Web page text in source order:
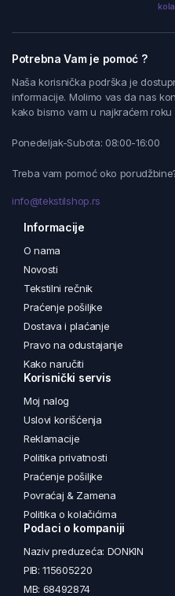
Potrebna Vam je pomoć ?
Naša korisnička podrška je
informacije. Molimo vas da nas
kako bismo vam u najkraćem
Ponedeljak-Subota: 08:00-16:00
Treba vam pomoć oko
info@tekstilshop.rs
Informacije
O nama
Novosti
Tekstilni rečnik
Praćenje pošiljke
Dostava i plaćanje
Pravo na odustajanje
Kako naručiti
Korisnički servis
Moj nalog
Uslovi korišćenja
Reklamacije
Politika privatnosti
Praćenje pošiljke
Povraćaj & Zamena
Politika o kolačićima
Podaci o kompaniji
Naziv preduzeća: DONKIN
PIB: 115605220
MB: 68492874